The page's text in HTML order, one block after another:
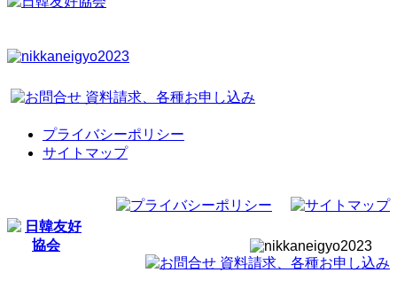
プライバシーポリシー
サイトマップ